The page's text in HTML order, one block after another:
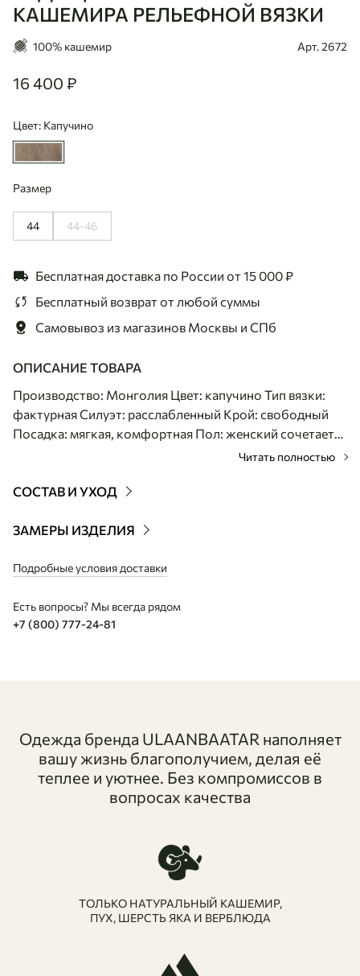
КАШЕМИРА РЕЛЬЕФНОЙ ВЯЗКИ
100% кашемир Арт. 2672
16400
16 400 ₽
Цвет: Капучино
Размер
44 44-46
Бесплатная доставка по России от 15 000 ₽
Бесплатный возвратот любой суммы
Самовывоз из магазинов Москвы и СПб
ОПИСАНИЕ ТОВАРА
Производство: Монголия Цвет: капучино Тип вязки:
фактурная Силуэт: расслабленный Крой: свободный
Посадка: мягкая, комфортная Пол: женский сочетается
с джоггерами Кашемировое худи в натуральном
повседневного гардероба. Фактурная вязка добавляет
мягкое, комфортно ощущается на теле и подходит для
брюками и верхней одеждой от курток до пальто.
Читать полностью
СОСТАВ И УХОД
ЗАМЕРЫ ИЗДЕЛИЯ
Подробные условия доставки
Есть вопросы? Мы всегда рядом
+7 (800) 777-24-81
Одежда бренда ULAANBAATAR наполняет
вашу жизнь благополучием, делая её
теплее и уютнее. Без компромиссов в
вопросах качества
ТОЛЬКО НАТУРАЛЬНЫЙ КАШЕМИР,
ПУХ, ШЕРСТЬ ЯКА И ВЕРБЛЮДА